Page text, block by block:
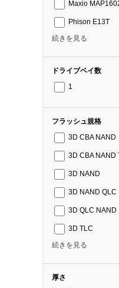
Maxio
Phison E13T
続きを見る
ドライブベイ数
1
フラッシュ規格
3D CBA NAND
3D CBA NAND
3D NAND
3D NAND QLC
3D QLC NAND
3D TLC
続きを見る
厚さ